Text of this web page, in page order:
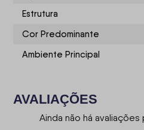
Estrutura
Cor Predominante
Ambiente Principal
AVALIAÇÕES
Ainda não há